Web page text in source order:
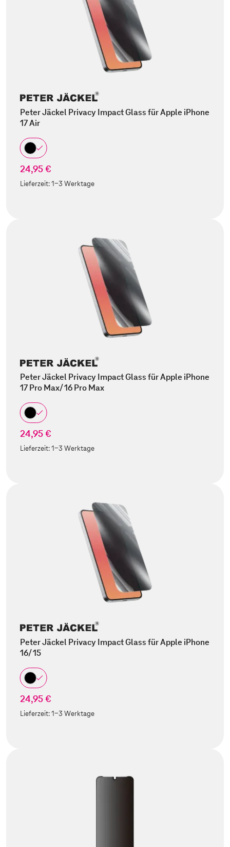
Peter Jäckel Privacy Impact Glass für Apple iPhone
17 Air
24,95 €
Lieferzeit:1-3 Werktage
Peter Jäckel Privacy Impact Glass für Apple iPhone
17 Pro Max/ 16 Pro Max
24,95 €
Lieferzeit:1-3 Werktage
Peter Jäckel Privacy Impact Glass für Apple iPhone
16/ 15
24,95 €
Lieferzeit:1-3 Werktage